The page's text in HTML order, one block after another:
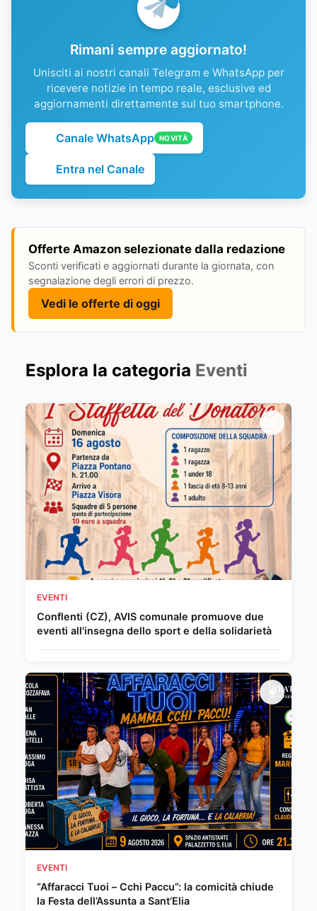
Rimani sempre aggiornato!
Unisciti ai nostri canali Telegram e WhatsApp per
ricevere notizie in tempo reale, esclusive ed
aggiornamenti direttamente sul tuo smartphone.
Canale WhatsApp NOVITÀ
Entra nel Canale
Offerte Amazon selezionate dalla redazione
Sconti verificati e aggiornati durante la giornata, con
segnalazione degli errori di prezzo.
Vedi le offerte di oggi
Esplora la categoria Eventi
EVENTI
Conflenti (CZ), AVIS comunale promuove due
eventi all'insegna dello sport e della solidarietà
EVENTI
“Affaracci Tuoi – Cchi Paccu”: la comicità chiude
la Festa dell’Assunta a Sant’Elia